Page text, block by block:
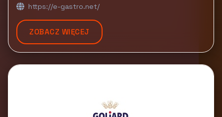
https://e-gastro.net/
ZOBACZ WIĘCEJ